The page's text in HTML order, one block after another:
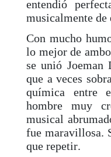
entendió
musicalmente de
Con mucho
lo mejor de
se unió
que a veces
química entre
hombre muy
musical
fue maravillosa.
que repetir.